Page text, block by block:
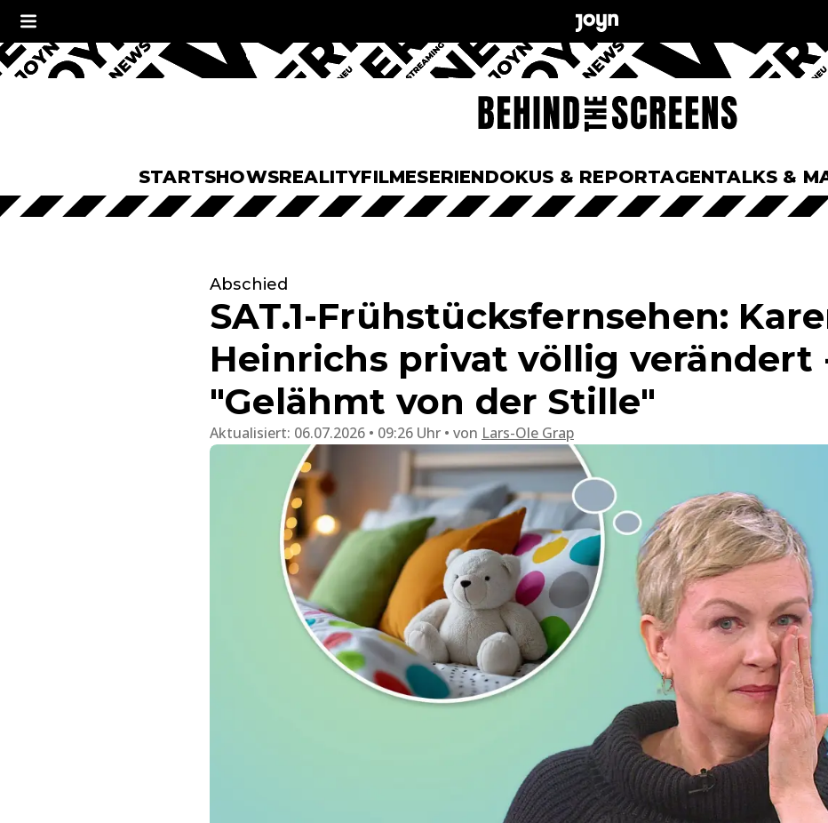
STARTSHOWSREALITYFILMESERIENDOKUS & REPORTAGENTALKS &
Abschied
SAT.1-Frühstücksfernsehen:
Heinrichs privat völlig verändert
"Gelähmt von der Stille"
Aktualisiert: 06.07.2026 • 09:26 Uhr von Lars-Ole Grap